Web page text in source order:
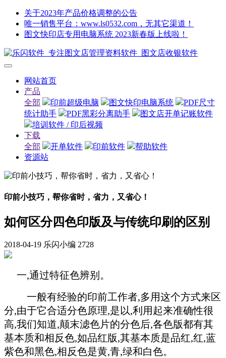
关于2023年产品价格调整的公告
唯一销售平台：www.ls0532.com，无其它渠道！
图文快印店专用电脑系统 2023新春版上线啦！
网站首页
产品
全部
印前超级电脑 图文快印电脑系统
PDF尺寸
统计助手
PDF黑彩分离助手
图文店开单记账软件
培训软件 / 印后视频
下载
全部
开单软件 印前软件
帮助软件
资源站
印前小技巧，帮你省时，省力，又省心！
如何区分四色印版及与传统印刷的区别
2018-04-19 乐闪小编 2728
一,通过特征色辨别。
一般有经验的印前工作者,多用这个方式来区
分,由于它合适分色原理,是以,利用起来准确性很
高,我们知道,颠末滤色片的分色后,各色版都有其
基本质和相反色,如品红版,其基本质是品红,红,蓝
紫色和黑色,相反色是黄,青,绿和白色。